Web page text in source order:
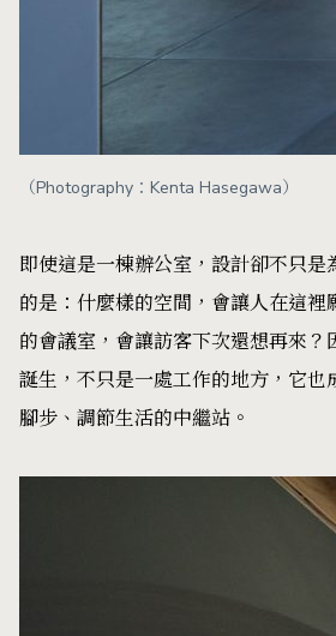
（Photography：Kenta Hasegawa）
即使這是一棟辦公室，設計卻不只是
的是：什麼樣的空間，會讓人在這裡
的會議室，會讓訪客下次還想再來？
誕生，不只是一處工作的地方，它也
腳步、調節生活的中繼站。